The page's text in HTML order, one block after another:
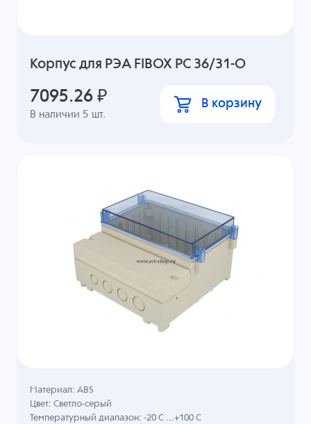
Корпус для РЭА FIBOX PC 36/31-O
В наличии 5 шт.
7095.26 ₽ В корзину
Материал: ABS
Цвет: Светло-серый
Температурный диапазон: -20 C ...+100 C